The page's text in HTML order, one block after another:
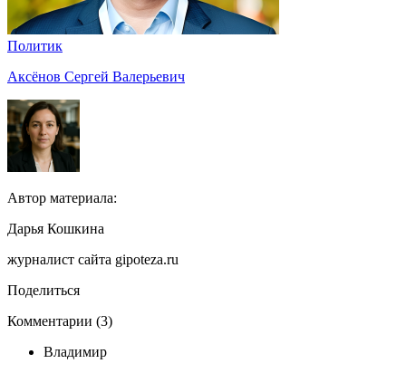
Политик
Аксёнов Сергей Валерьевич
Автор материала:
Дарья Кошкина
журналист сайта gipoteza.ru
Поделиться
Комментарии (3)
Владимир